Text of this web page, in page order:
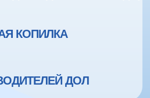
КОПИЛКА
ДОЛ